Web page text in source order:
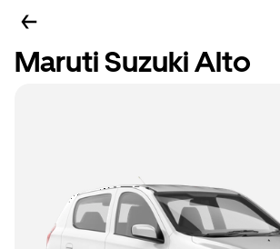
Maruti Suzuki Alto